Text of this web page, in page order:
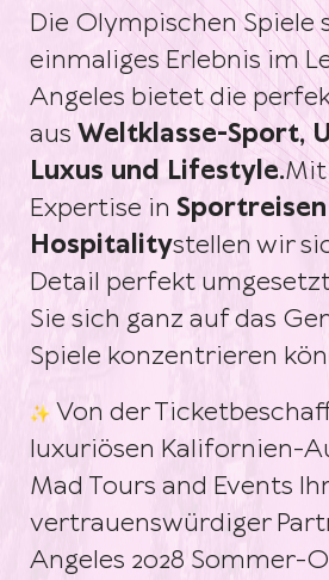
Die Olympischen Spiele
einmaliges Erlebnis im
Angeles bietet die
aus Weltklasse-Sport,
Luxus und Lifestyle.
Expertise in
Hospitalitystellen wir
Detail perfekt
Sie sich ganz auf das
Spiele konzentrieren
Von der
luxuriösen Kalifornien-
Mad Tours and Events Ihr
vertrauenswürdiger
Angeles 2028 Sommer-